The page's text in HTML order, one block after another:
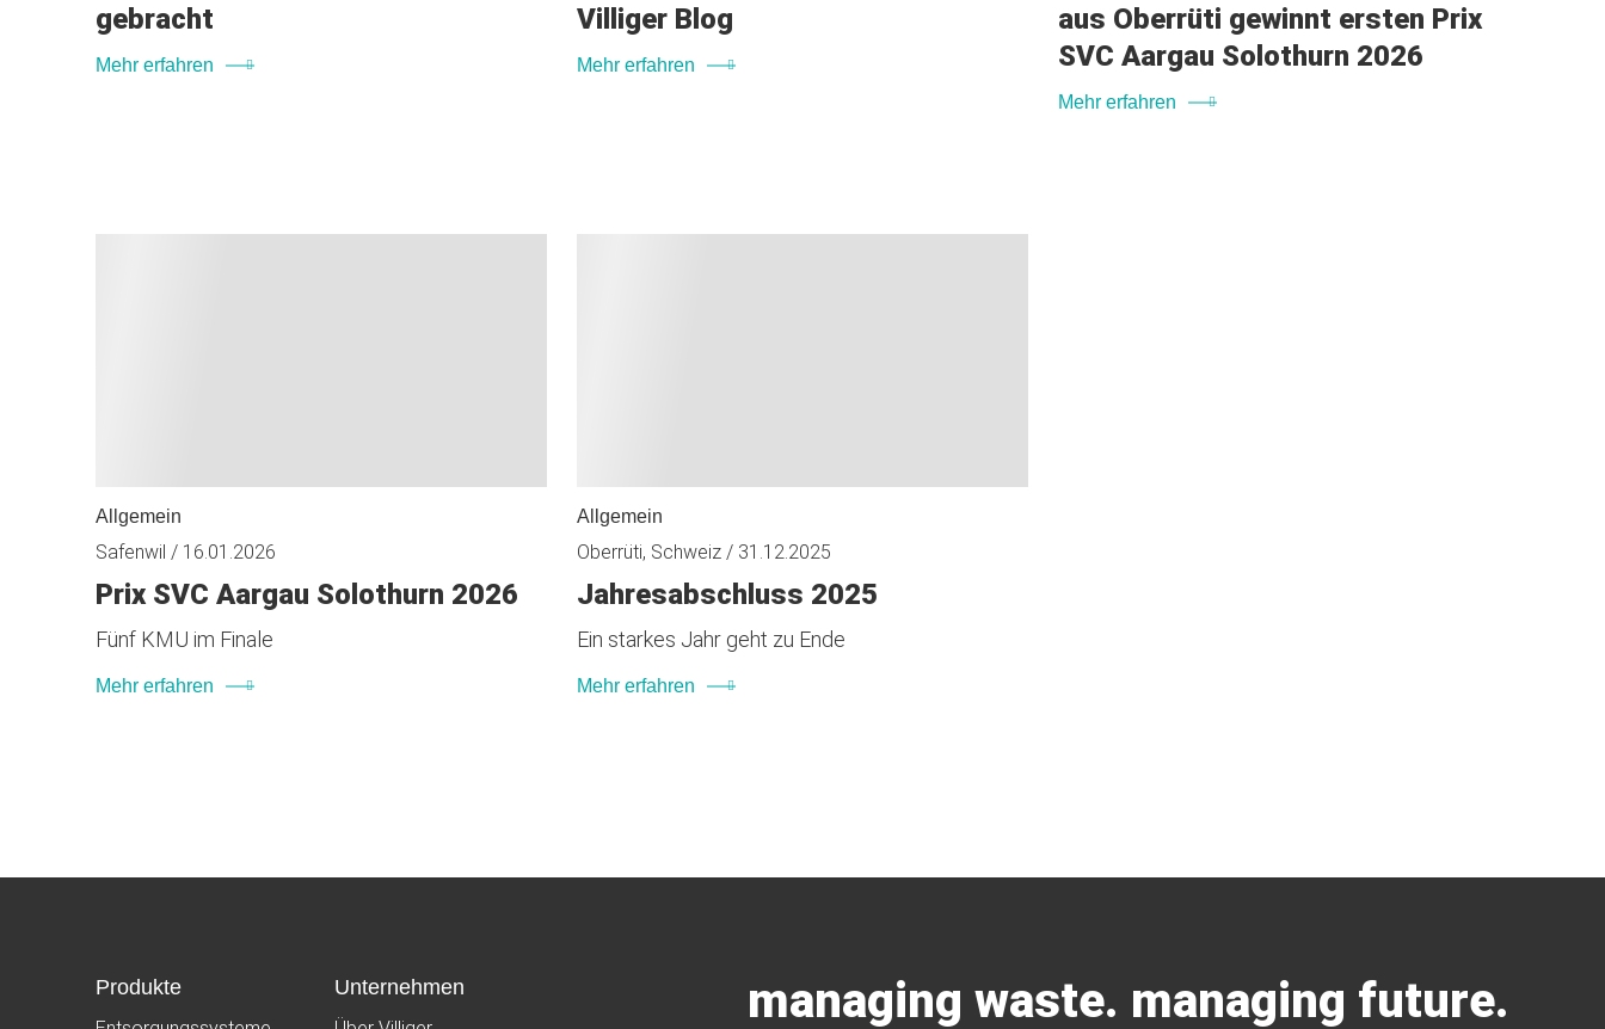
gebracht
Mehr erfahren
Villiger Blog
Mehr erfahren
aus Oberrüti gewinnt ersten Prix
SVC Aargau Solothurn 2026
Mehr erfahren
Allgemein
Safenwil / 16.01.2026
Prix SVC Aargau Solothurn 2026
Fünf KMU im Finale
Mehr erfahren
Allgemein
Oberrüti, Schweiz / 31.12.2025
Jahresabschluss 2025
Ein starkes Jahr geht zu Ende
Mehr erfahren
Produkte Unternehmen managing waste. managing future.